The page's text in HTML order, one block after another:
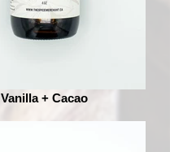
Vanilla + Cacao